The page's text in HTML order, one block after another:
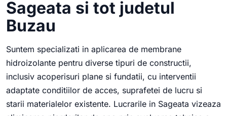
Sageata si tot judetul
Buzau
Suntem specializati in aplicarea de membrane
hidroizolante pentru diverse tipuri de constructii,
inclusiv acoperisuri plane si fundatii, cu interventii
adaptate conditiilor de acces, suprafetei de lucru si
starii materialelor existente. Lucrarile in Sageata vizeaza